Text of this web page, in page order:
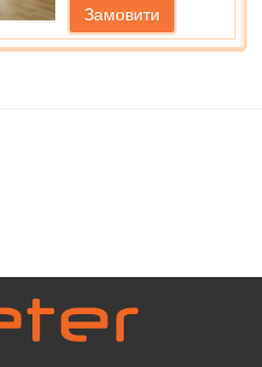
Замовити